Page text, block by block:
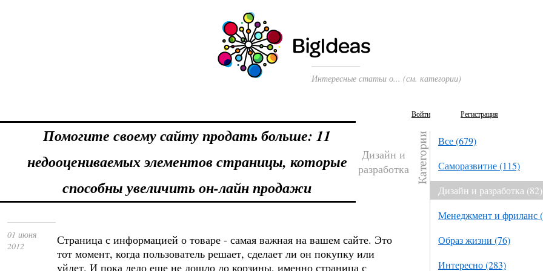
Интересные статьи о... (см. категории)
Помогите своему сайту продать больше: 11
недооцениваемых элементов страницы, которые
способны увеличить он-лайн продажи
Дизайн и
разработка
01 июня
2012
Страница с информацией о товаре - самая важная на вашем сайте. Это
тот момент, когда пользователь решает, сделает ли он покупку или
уйдет. И пока дело еще не дошло до корзины, именно страница с
Войти Регистрация
Все (679)
Саморазвитие (115)
Дизайн и разработка (82)
Менеджмент и фриланс
Образ жизни (76)
Интересно (283)